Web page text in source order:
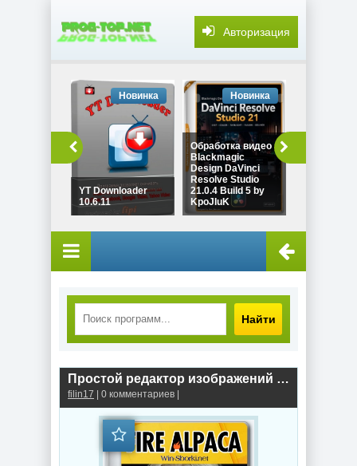
Авторизация
YT Downloader
10.6.11
Новинка
Обработка видео
Blackmagic
Design DaVinci
Resolve Studio
21.0.4 Build 5 by
KpoJIuK
Новинка
Найти
Простой редактор изображений FireAlpaca 2.13.14 by elchupacabra
filin17 | 0 комментариев |